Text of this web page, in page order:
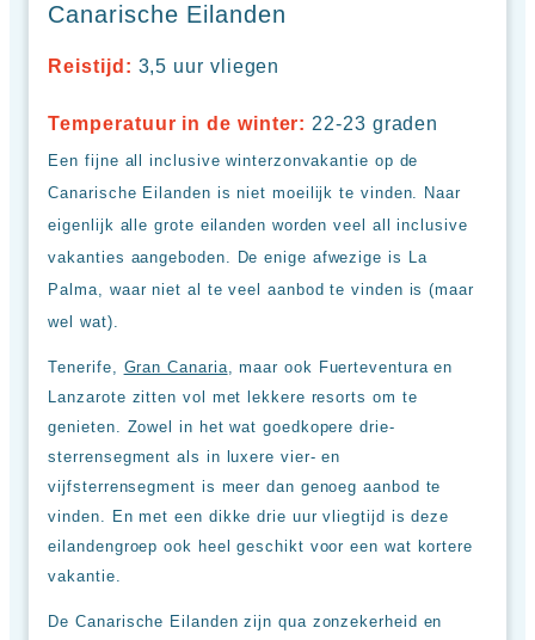
Canarische Eilanden
Reistijd: 3,5 uur vliegen
Temperatuur in de winter: 22-23 graden
Een fijne all inclusive winterzonvakantie op de
Canarische Eilanden is niet moeilijk te vinden. Naar
eigenlijk alle grote eilanden worden veel all inclusive
vakanties aangeboden. De enige afwezige is La
Palma, waar niet al te veel aanbod te vinden is (maar
wel wat).
Tenerife, Gran Canaria , maar ook Fuerteventura en
Lanzarote zitten vol met lekkere resorts om te
genieten. Zowel in het wat goedkopere drie-
sterrensegment als in luxere vier- en
vijfsterrensegment is meer dan genoeg aanbod te
vinden. En met een dikke drie uur vliegtijd is deze
eilandengroep ook heel geschikt voor een wat kortere
vakantie.
De Canarische Eilanden zijn qua zonzekerheid en